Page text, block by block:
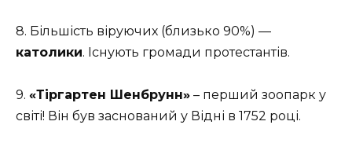
8. Більшість віруючих (близько 90%) —
католики. Існують громади протестантів.
9. «Тіргартен Шенбрунн» – перший зоопарк у
світі! Він був заснований у Відні в 1752 році.